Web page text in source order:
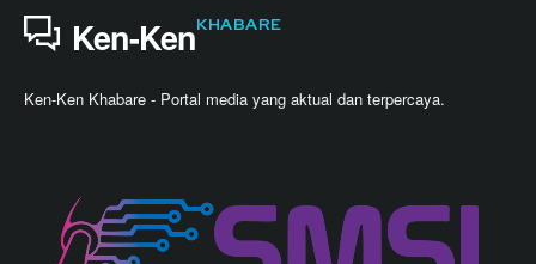
Ken-KenKHABARE
Ken-Ken Khabare - Portal media yang aktual dan terpercaya.